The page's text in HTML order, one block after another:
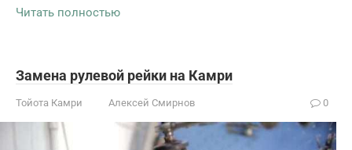
Читать полностью
Замена рулевой рейки на Камри
Тойота Камри Алексей Смирнов 0